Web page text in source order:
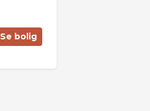
Se bolig